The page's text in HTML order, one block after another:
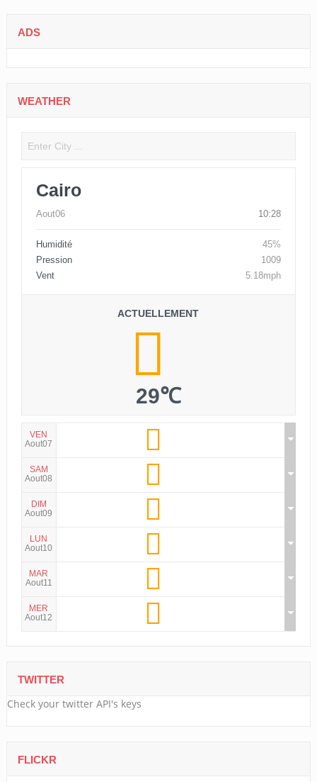
ADS
WEATHER
Cairo
Aout06 10:28
Humidité
45%
Pression
1009
Vent
5.18mph
ACTUELLEMENT
29℃
VEN
Aout07
SAM
Aout08
DIM
Aout09
LUN
Aout10
MAR
Aout11
MER
Aout12
TWITTER
Check your twitter API's keys
FLICKR